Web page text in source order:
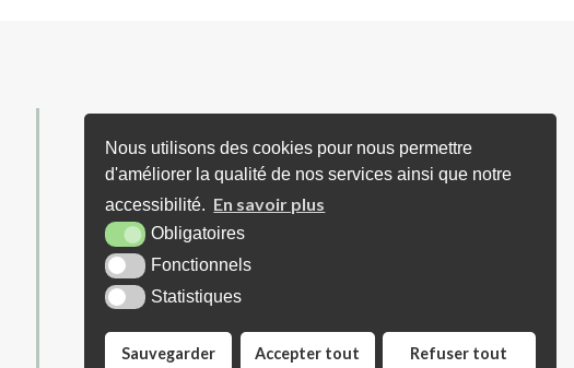
Nous utilisons des cookies pour nous permettre
d'améliorer la qualité de nos services ainsi que notre
accessibilité. En savoir plus
Obligatoires
Fonctionnels
Statistiques
Sauvegarder Accepter tout Refuser tout
Horaires d'ouverture
Lundi : Sur RDV (avec Madame le Mairie
et/ou Adjoints)
Mardi : De 16h00 à 18h00 (ou sur RDV)
Mercredi : Uniquement sur RDV
Jeudi : de 10h00 à 12h30